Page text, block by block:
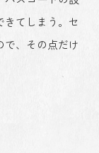
てしまう。セ
、その点だけ